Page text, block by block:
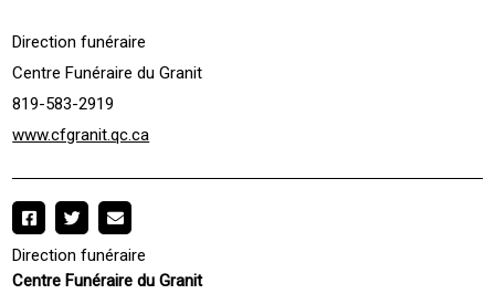
Direction funéraire
Centre Funéraire du Granit
819-583-2919
www.cfgranit.qc.ca
Direction funéraire
Centre Funéraire du Granit